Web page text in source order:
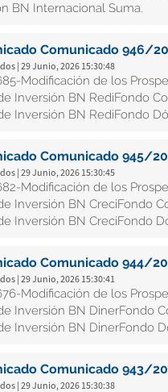
BN Internacional Suma.
Comunicado 946/
| 29 Junio, 2026 15:30:48
Modificación de los
Inversión BN RediFondo
Inversión BN RediFondo
Comunicado 945/
| 29 Junio, 2026 15:30:45
Modificación de los
Inversión BN CreciFondo
Inversión BN CreciFondo
Comunicado 944/
| 29 Junio, 2026 15:30:41
Modificación de los
Inversión BN DinerFondo
Inversión BN DinerFondo
Comunicado 943/
| 29 Junio, 2026 15:30:38